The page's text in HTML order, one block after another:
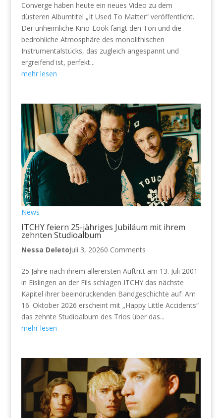
Converge haben heute ein neues Video zu dem
düsteren Albumtitel „It Used To Matter“ veröffentlicht.
Der unheimliche Kino-Look fängt den Ton und die
bedrohliche Atmosphäre des monolithischen
Instrumentalstücks, das zugleich angespannt und
ergreifend ist, perfekt...
mehr lesen
News
ITCHY feiern 25-jähriges Jubiläum mit ihrem
zehnten Studioalbum
Nessa DeletoJuli 3, 20260 Comments
25 Jahre nach ihrem allerersten Auftritt am 13. Juli 2001
in Eislingen an der Fils schlagen ITCHY das nächste
Kapitel ihrer beeindruckenden Bandgeschichte auf: Am
16. Oktober 2026 erscheint mit „Happy Little Accidents“
das zehnte Studioalbum des Trios über das...
mehr lesen